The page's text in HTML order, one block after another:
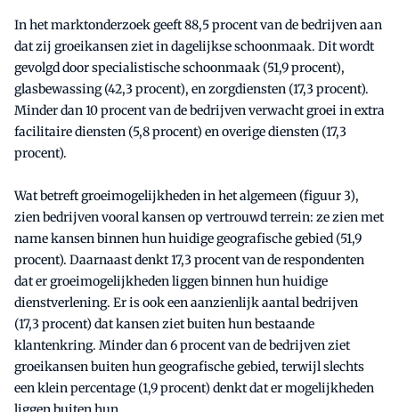
In het marktonderzoek geeft 88,5 procent van de bedrijven aan
dat zij groeikansen ziet in dagelijkse schoonmaak. Dit wordt
gevolgd door specialistische schoonmaak (51,9 procent),
glasbewassing (42,3 procent), en zorgdiensten (17,3 procent).
Minder dan 10 procent van de bedrijven verwacht groei in extra
facilitaire diensten (5,8 procent) en overige diensten (17,3
procent).
Wat betreft groeimogelijkheden in het algemeen (figuur 3),
zien bedrijven vooral kansen op vertrouwd terrein: ze zien met
name kansen binnen hun huidige geografische gebied (51,9
procent). Daarnaast denkt 17,3 procent van de respondenten
dat er groeimogelijkheden liggen binnen hun huidige
dienstverlening. Er is ook een aanzienlijk aantal bedrijven
(17,3 procent) dat kansen ziet buiten hun bestaande
klantenkring. Minder dan 6 procent van de bedrijven ziet
groeikansen buiten hun geografische gebied, terwijl slechts
een klein percentage (1,9 procent) denkt dat er mogelijkheden